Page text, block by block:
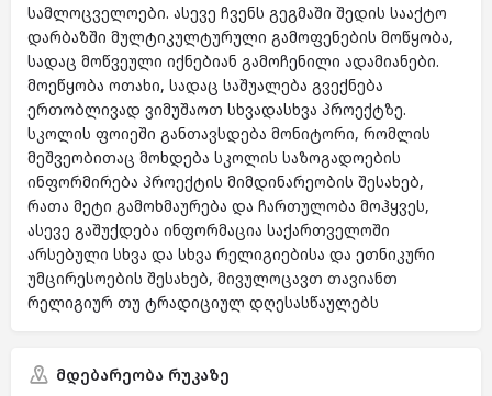
სამლოცველოები. ასევე ჩვენს გეგმაში შედის სააქტო
დარბაზში მულტიკულტურული გამოფენების მოწყობა,
სადაც მოწვეული იქნებიან გამოჩენილი ადამიანები.
მოეწყობა ოთახი, სადაც საშუალება გვექნება
ერთობლივად ვიმუშაოთ სხვადასხვა პროექტზე.
სკოლის ფოიეში განთავსდება მონიტორი, რომლის
მეშვეობითაც მოხდება სკოლის საზოგადოების
ინფორმირება პროექტის მიმდინარეობის შესახებ,
რათა მეტი გამოხმაურება და ჩართულობა მოჰყვეს,
ასევე გაშუქდება ინფორმაცია საქართველოში
არსებული სხვა და სხვა რელიგიებისა და ეთნიკური
უმცირესოების შესახებ, მივულოცავთ თავიანთ
რელიგიურ თუ ტრადიციულ დღესასწაულებს
მდებარეობა რუკაზე